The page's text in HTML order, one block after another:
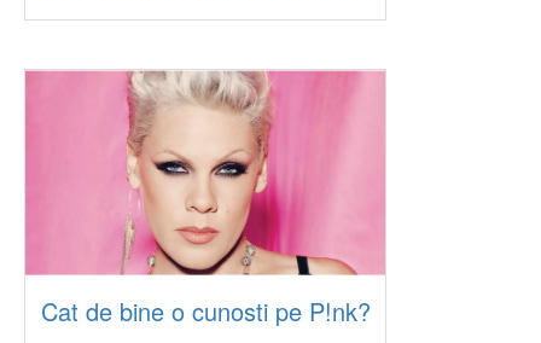
Cat de bine o cunosti pe P!nk?